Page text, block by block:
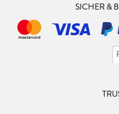
SICHER &